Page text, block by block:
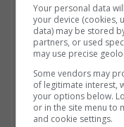
Vi è poi quello di
formazione e
anni, legato al
studio
cui anche
Your personal data
your device (cookies,
data) may be stored
partners, or used
may use precise
Some vendors may
of legitimate interest,
your options below.
or in the site menu to
and cookie settings.